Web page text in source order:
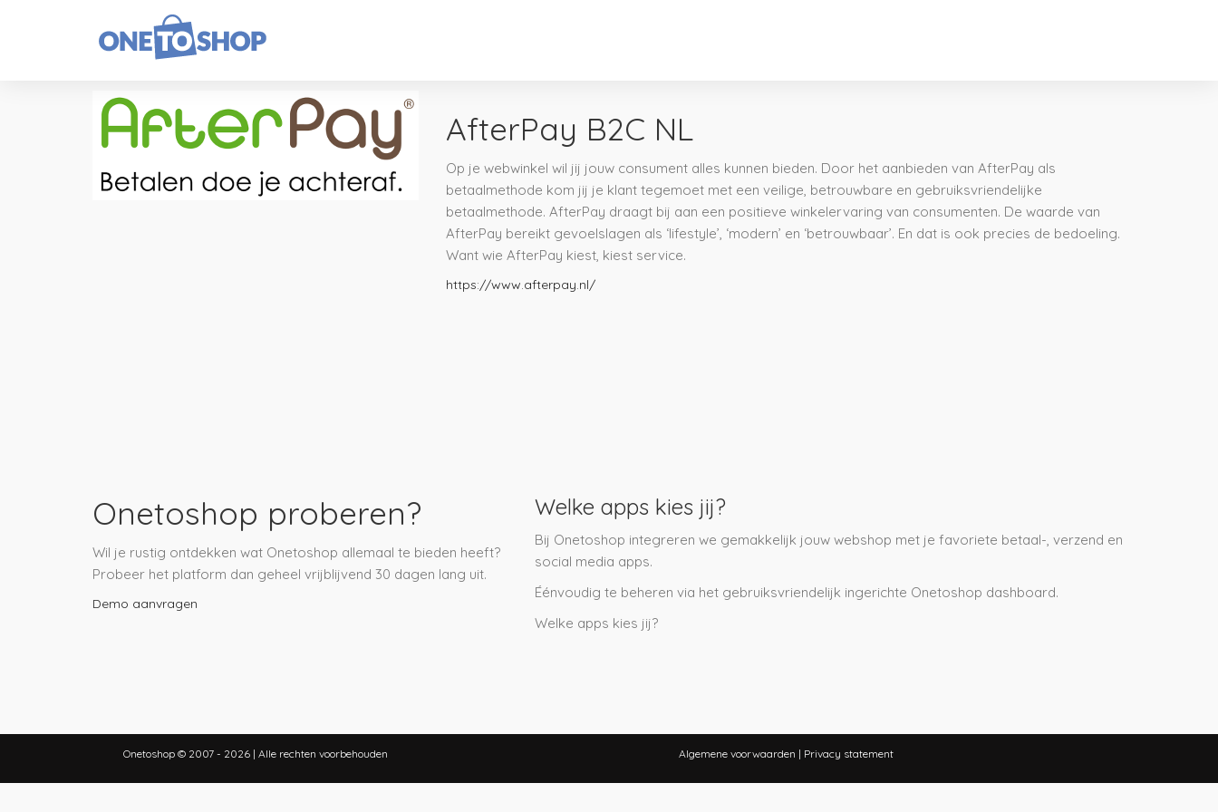
AfterPay B2C NL
Op je webwinkel wil jij jouw consument alles kunnen bieden. Door het aanbieden van AfterPay als
betaalmethode kom jij je klant tegemoet met een veilige, betrouwbare en gebruiksvriendelijke
betaalmethode. AfterPay draagt bij aan een positieve winkelervaring van consumenten. De waarde van
AfterPay bereikt gevoelslagen als ‘lifestyle’, ‘modern’ en ‘betrouwbaar’. En dat is ook precies de bedoeling.
Want wie AfterPay kiest, kiest service.
https://www.afterpay.nl/
Welke apps kies jij?
Bij Onetoshop integreren we gemakkelijk jouw webshop met je favoriete betaal-, verzend en
social media apps.
Éénvoudig te beheren via het gebruiksvriendelijk ingerichte Onetoshop dashboard.
Welke apps kies jij?
Onetoshop proberen?
Wil je rustig ontdekken wat Onetoshop allemaal te bieden heeft?
Probeer het platform dan geheel vrijblijvend 30 dagen lang uit.
Demo aanvragen
Onetoshop © 2007 - 2026 | Alle rechten voorbehouden Algemene voorwaarden | Privacy statement